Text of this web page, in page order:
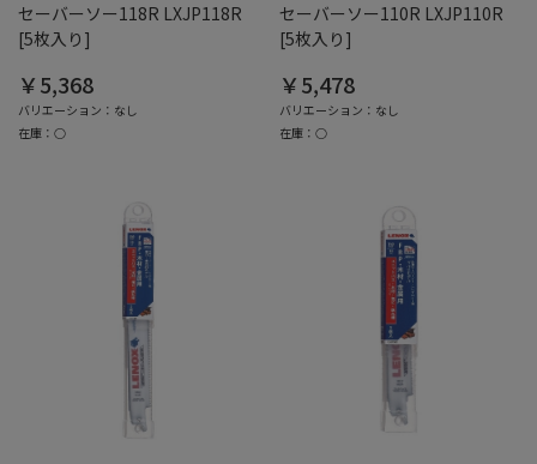
セーバーソー118R LXJP118R
[5枚入り]
￥5,368
バリエーション：なし
在庫：○
セーバーソー110R LXJP110R
[5枚入り]
￥5,478
バリエーション：なし
在庫：○